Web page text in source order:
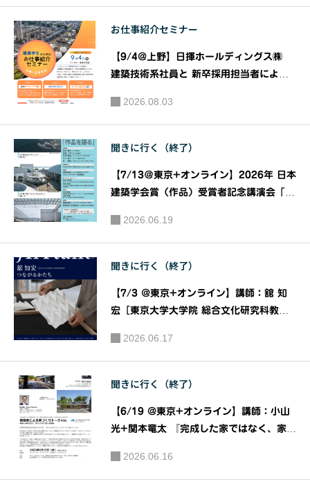
ジ・オ
ブ・クリ
エイショ
ン -EDGE
4回》講
師：桂有
生
オブ・ク
リエイシ
ョン -EDG
回》講
師：開発
好明
お仕事紹介セミナー
【9/4@上野】日揮ホールディングス㈱
建築技術系社員と 新卒採用担当者による
ー』｜共催：日揮ホールディングス株式会
社 株式会社建築資料研究社
2026.08.03
聞きに行く（終了）
【7/13＠東京+オンライン】2026年 日本
建築学会賞（作品）受賞者記念講演会「作
学会
2026.06.19
聞きに行く（終了）
【7/3 @東京+オンライン】講師：舘 知
宏［東京大学大学院 総合文化研究科教
6］｜主催：JIA関東甲信越支部 JIAトー
ク実行委員会
2026.06.17
聞きに行く（終了）
【6/19 @東京+オンライン】講師：小山
光+関本⻯太 『完成した家ではなく、家づ
づくりトーク＃01］｜公益社団法人 日本
建築家協会（JIA）関東甲信越支部 住宅部
2026.06.16